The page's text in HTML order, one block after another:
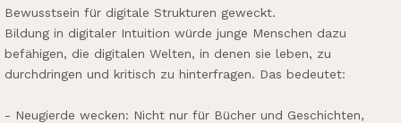
Bewusstsein für digitale Strukturen geweckt.
Bildung in digitaler Intuition würde junge Menschen dazu
befähigen, die digitalen Welten, in denen sie leben, zu
durchdringen und kritisch zu hinterfragen. Das bedeutet:
- Neugierde wecken: Nicht nur für Bücher und Geschichten,